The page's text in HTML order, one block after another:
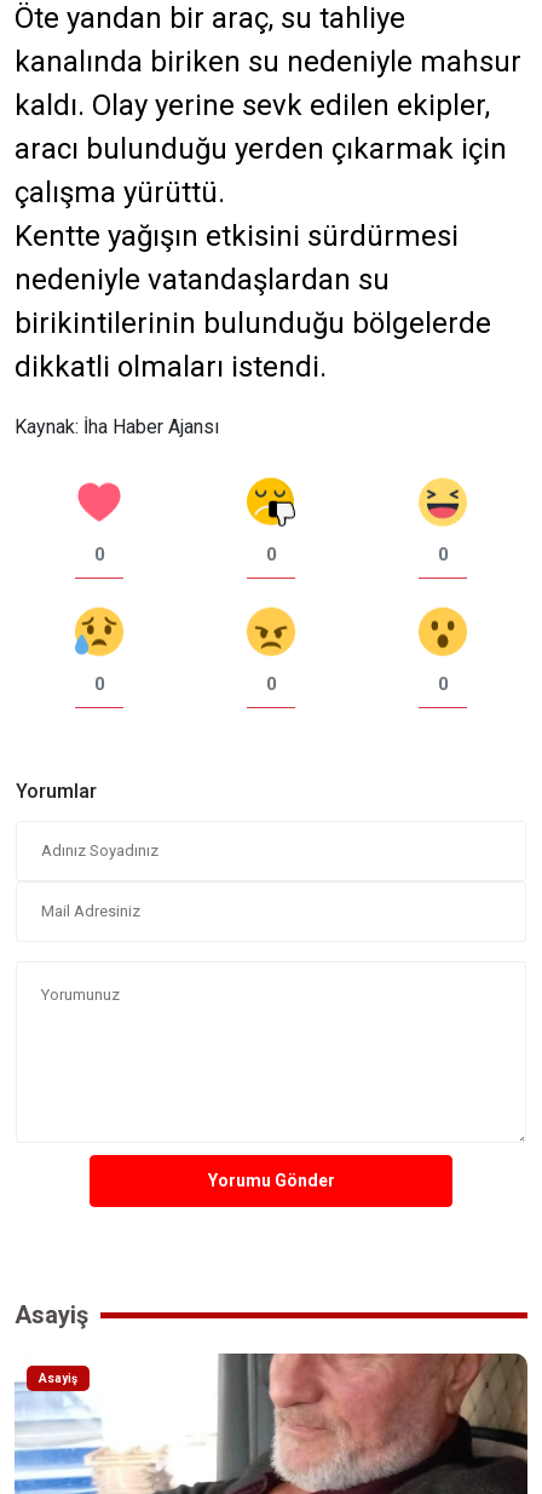
Öte yandan bir araç, su tahliye
kanalında biriken su nedeniyle mahsur
kaldı. Olay yerine sevk edilen ekipler,
aracı bulunduğu yerden çıkarmak için
çalışma yürüttü.
Kentte yağışın etkisini sürdürmesi
nedeniyle vatandaşlardan su
birikintilerinin bulunduğu bölgelerde
dikkatli olmaları istendi.
Kaynak: İha Haber Ajansı
0 0 0
0 0 0
Yorumlar
Yorumu Gönder
Asayiş
Asayiş